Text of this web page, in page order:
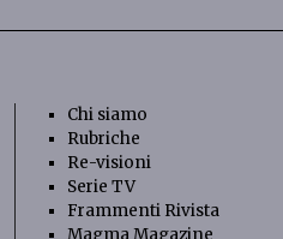
Chi siamo
Rubriche
Re-visioni
Serie TV
Frammenti Rivista
Magma Magazine